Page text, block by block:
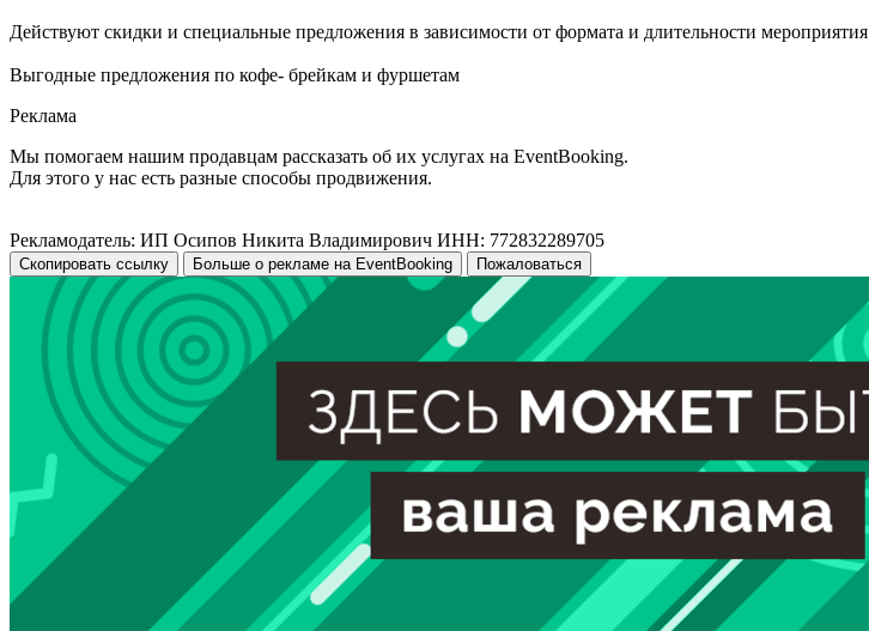
Действуют скидки и специальные предложения в зависимости от формата и длительности мероприятия
Выгодные предложения по кофе- брейкам и фуршетам
Реклама
Мы помогаем нашим продавцам рассказать об их услугах на EventBooking.
Для этого у нас есть разные способы продвижения.
Рекламодатель: ИП Осипов Никита Владимирович ИНН: 772832289705
Скопировать ссылку Больше о рекламе на EventBooking Пожаловаться